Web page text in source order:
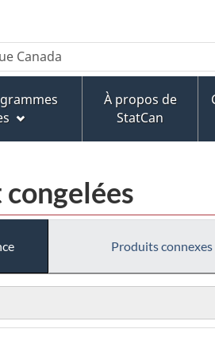
À propos de
StatCan
Produits connexes